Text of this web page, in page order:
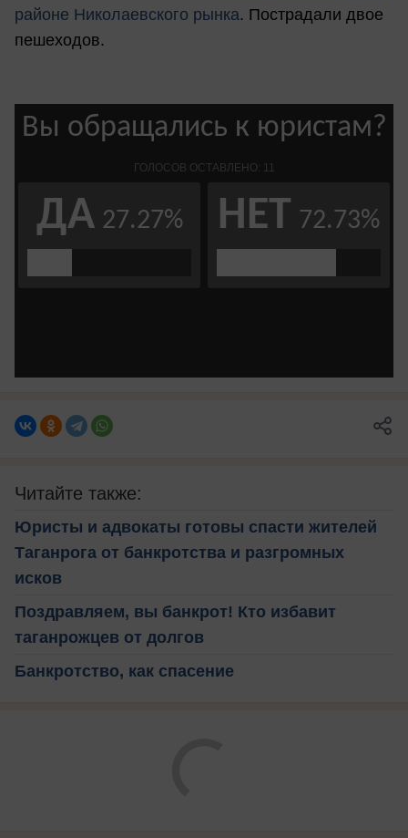
районе Николаевского рынка. Пострадали двое
пешеходов.
Читайте также:
Юристы и адвокаты готовы спасти жителей
Таганрога от банкротства и разгромных
исков
Поздравляем, вы банкрот! Кто избавит
таганрожцев от долгов
Банкротство, как спасение